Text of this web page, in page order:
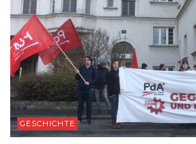
GESCHICHTE